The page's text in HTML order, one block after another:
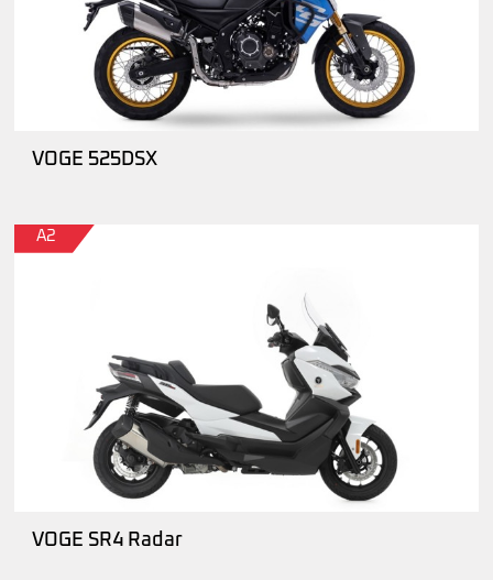
VOGE 525DSX
A2
VOGE SR4 Radar